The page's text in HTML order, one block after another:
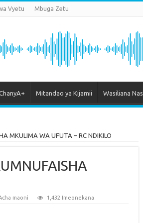
Vyetu Mbuga Zetu
Mitandao ya Kijamii Wasiliana
MKULIMA WA UFUTA – RC NDIKILO
maoni 1,432 Imeonekana